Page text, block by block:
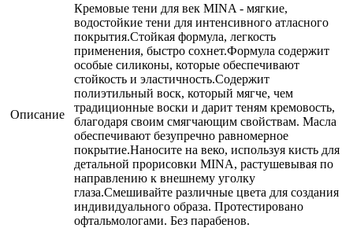
Описание
Кремовые тени для век MINA - мягкие,
водостойкие тени для интенсивного атласного
покрытия.Стойкая формула, легкость
применения, быстро сохнет.Формула содержит
особые силиконы, которые обеспечивают
стойкость и эластичность.Содержит
полиэтильный воск, который мягче, чем
традиционные воски и дарит теням кремовость,
благодаря своим смягчающим свойствам. Масла
обеспечивают безупречно равномерное
покрытие.Наносите на веко, используя кисть для
детальной прорисовки MINA, растушевывая по
направлению к внешнему уголку
глаза.Смешивайте различные цвета для создания
индивидуального образа. Протестировано
офтальмологами. Без парабенов.